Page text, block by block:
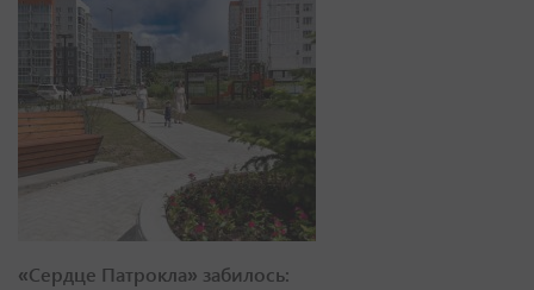
«Сердце Патрокла» забилось: